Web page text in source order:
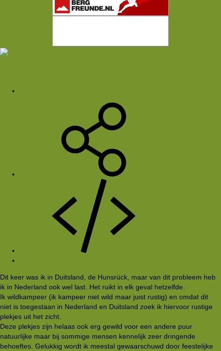
Dit keer was ik in Duitsland, de Hunsrück, maar van dit probleem heb
ik in Nederland ook wel last. Het ruikt in elk geval hetzelfde.
Ik wildkampeer (ik kampeer niet wild maar juist rustig) en omdat dit
niet is toegestaan in Nederland en Duitsland zoek ik hiervoor rustige
plekjes uit het zicht.
Deze plekjes zijn helaas ook erg gewild voor een andere puur
natuurlijke maar bij sommige mensen kennelijk zeer dringende
behoeftes. Gelukkig wordt ik meestal gewaarschuwd door feestelijke